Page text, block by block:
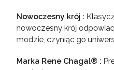
Nowoczesny krój :
nowoczesny krój
modzie, czyniąc go
Marka Rene Chagal® :